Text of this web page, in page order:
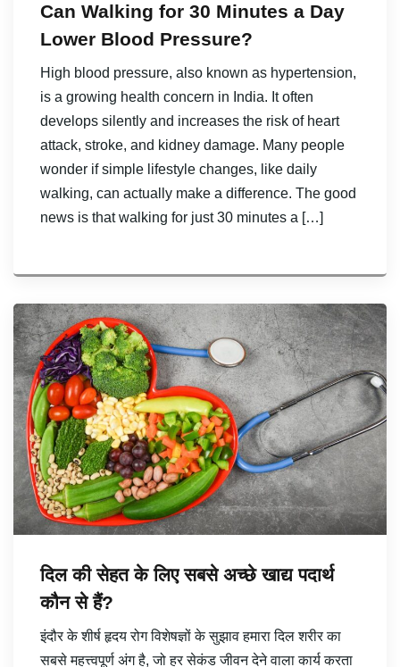
Can Walking for 30 Minutes a Day
Lower Blood Pressure?
High blood pressure, also known as hypertension,
is a growing health concern in India. It often
develops silently and increases the risk of heart
attack, stroke, and kidney damage. Many people
wonder if simple lifestyle changes, like daily
walking, can actually make a difference. The good
news is that walking for just 30 minutes a […]
दिल की सेहत के लिए सबसे अच्छे खाद्य पदार्थ
कौन से हैं?
इंदौर के शीर्ष हृदय रोग विशेषज्ञों के सुझाव हमारा दिल शरीर का
सबसे महत्त्वपूर्ण अंग है, जो हर सेकंड जीवन देने वाला कार्य करता